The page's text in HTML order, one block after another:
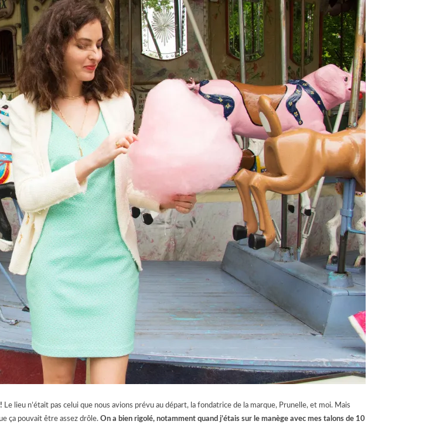
Le lieu n’était pas celui que nous avions prévu au départ, la fondatrice de la marque, Prunelle, et moi. Mais
ça pouvait être assez drôle. On a bien rigolé, notamment quand j’étais sur le manège avec mes talons de 10